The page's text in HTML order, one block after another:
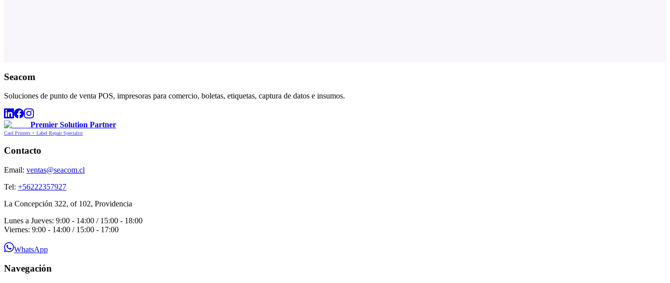
Seacom
Soluciones de punto de venta POS, impresoras para comercio, boletas, etiquetas, captura de datos e insumos.
Premier Solution Partner
Card Printers + Label Repair Specialist
Contacto
Email: ventas@seacom.cl
Tel: +56222357927
La Concepción 322, of 102, Providencia
Lunes a Jueves: 9:00 - 14:00 / 15:00 - 18:00
Viernes: 9:00 - 14:00 / 15:00 - 17:00
WhatsApp
Navegación